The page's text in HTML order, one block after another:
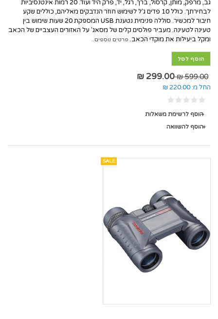
גב, מרפק, מותן, קרסול, ברך, רגל, יד, פרק היד ועוד. 20 רמות אינטנסיביות
לבחירתך. כולל 10 פדים ג'ל לשימוש חוזר הנדבקים מאליהם, כוללים שקע
חיבור למכשיר. סוללה פנימית נטענת USB המספקת 20 שעות שימוש בין
טעינה לטעינה. מעביר פולסים קלים של מסאג' על האזורים העצביים של הכאב
ומקל ביעילות את מוקדי הכאב. פרטים נוספים..
הוסף לסל
599.00 ₪
299.00 ₪
החל מ: 220.00 ₪
הוסף לרשימת משאלות
הוסף להשוואה
SALE